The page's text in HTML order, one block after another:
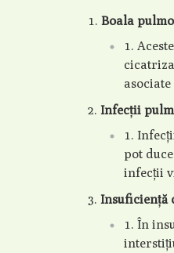
Boala
Infecții
pot
infecții
Insuficiență
În